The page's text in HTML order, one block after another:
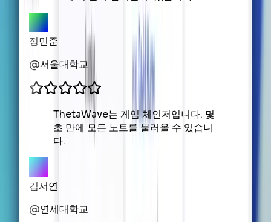
정민준
@서울대학교
ThetaWave는 게임 체인저입니다. 몇
초 만에 모든 노트를 불러올 수 있습니
다.
김서연
@연세대학교